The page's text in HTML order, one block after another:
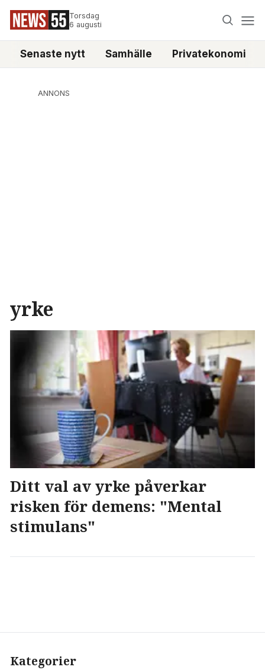
Torsdag
6 augusti
Senaste nytt Samhälle Privatekonomi
ANNONS
yrke
Ditt val av yrke påverkar
risken för demens: "Mental
stimulans"
Kategorier